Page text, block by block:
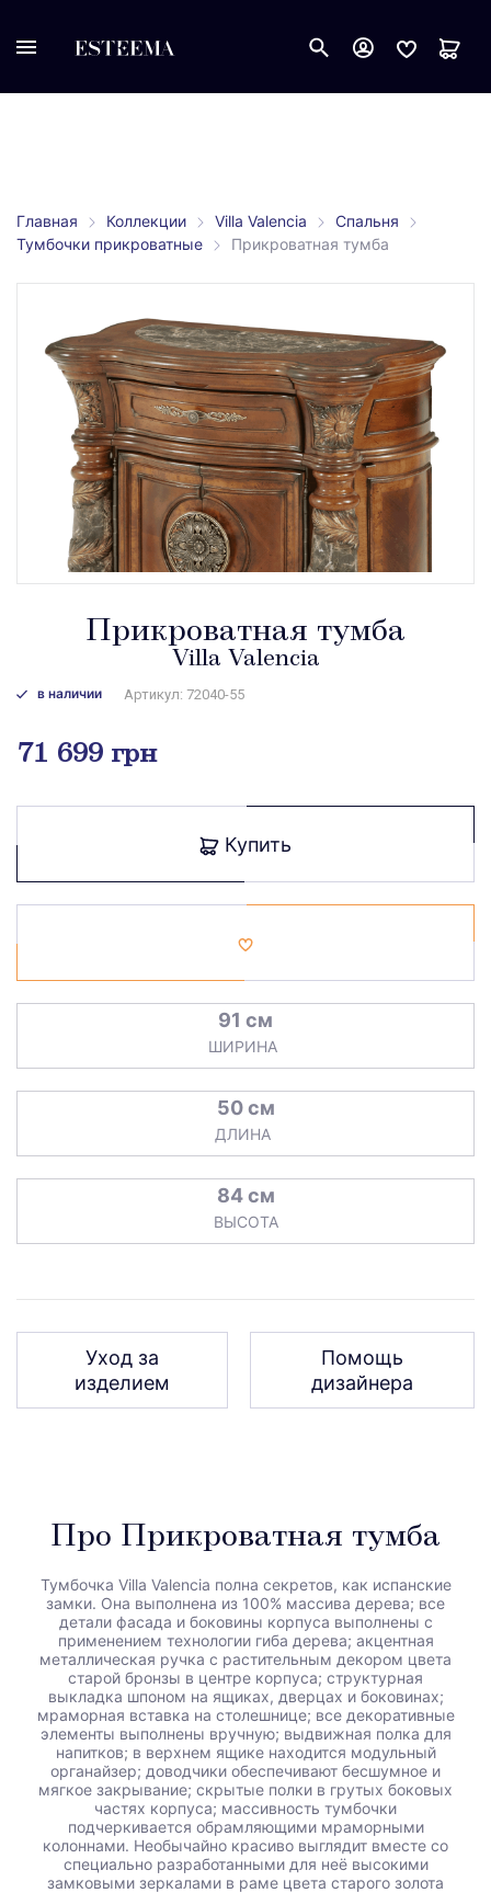
Главная Коллекции Villa Valencia
Спальня
Тумбочки прикроватные
Прикроватная тумба
Прикроватная тумба
Villa Valencia
в наличии Артикул: 72040-55
91 см
ШИРИНА
50 см
ДЛИНА
84 см
ВЫСОТА
71 699 грн
Купить
Уход за
изделием
Помощь
дизайнера
Про Прикроватная тумба
Тумбочка Villa Valencia полна секретов, как испанские
замки. Она выполнена из 100% массива дерева; все
детали фасада и боковины корпуса выполнены с
применением технологии гиба дерева; акцентная
металлическая ручка с растительным декором цвета
старой бронзы в центре корпуса; структурная
выкладка шпоном на ящиках, дверцах и боковинах;
мраморная вставка на столешнице; все декоративные
элементы выполнены вручную; выдвижная полка для
напитков; в верхнем ящике находится модульный
органайзер; доводчики обеспечивают бесшумное и
мягкое закрывание; скрытые полки в грутых боковых
частях корпуса; массивность тумбочки
подчеркивается обрамляющими мраморными
колоннами. Необычайно красиво выглядит вместе со
специально разработанными для неё высокими
замковыми зеркалами в раме цвета старого золота